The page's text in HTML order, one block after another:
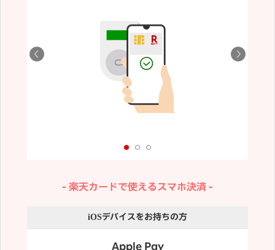
楽天カードで使えるスマホ決済
iOSデバイスをお持ちの方
Apple Pay